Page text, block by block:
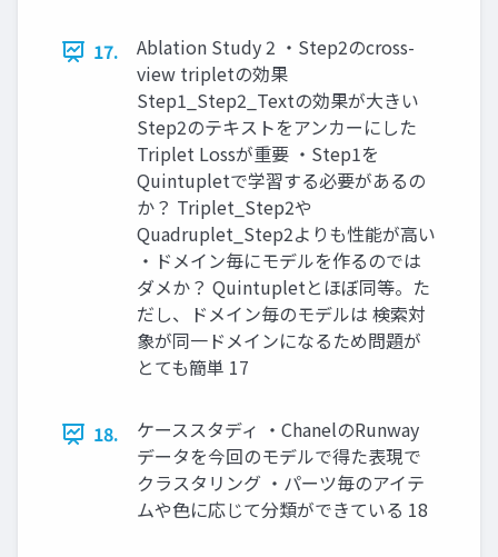
17.
Ablation Study 2 ・Step2のcross-
view tripletの効果
Step1_Step2_Textの効果が大きい
Step2のテキストをアンカーにした
Triplet Lossが重要 ・Step1を
Quintupletで学習する必要があるの
か？ Triplet_Step2や
Quadruplet_Step2よりも性能が高い
・ドメイン毎にモデルを作るのでは
ダメか？ Quintupletとほぼ同等。た
だし、ドメイン毎のモデルは 検索対
象が同一ドメインになるため問題が
とても簡単 17
18.
ケーススタディ ・ChanelのRunway
データを今回のモデルで得た表現で
クラスタリング ・パーツ毎のアイテ
ムや色に応じて分類ができている 18